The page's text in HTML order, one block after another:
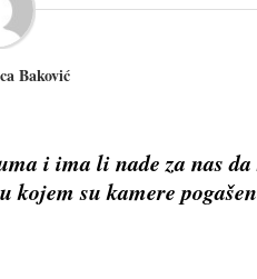
Baković
i ima li nade za nas da
su kamere